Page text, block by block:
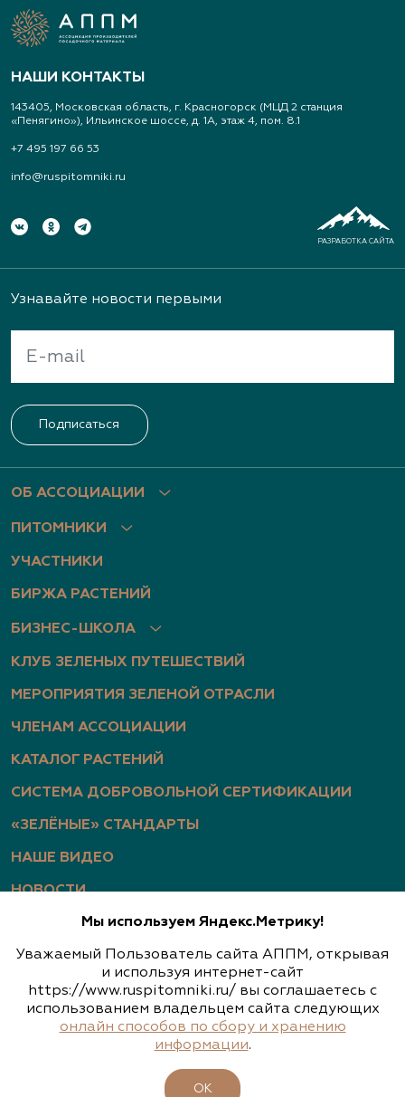
НАШИ КОНТАКТЫ
143405, Московская область, г. Красногорск (МЦД 2 станция
«Пенягино»), Ильинское шоссе, д. 1А, этаж 4, пом. 8.1
+7 495 197 66 53
info@ruspitomniki.ru
РАЗРАБОТКА САЙТА
ОБ АССОЦИАЦИИ
ПИТОМНИКИ
УЧАСТНИКИ
БИРЖА РАСТЕНИЙ
БИЗНЕС-ШКОЛА
КЛУБ ЗЕЛЕНЫХ ПУТЕШЕСТВИЙ
МЕРОПРИЯТИЯ ЗЕЛЕНОЙ ОТРАСЛИ
ЧЛЕНАМ АССОЦИАЦИИ
КАТАЛОГ РАСТЕНИЙ
СИСТЕМА ДОБРОВОЛЬНОЙ СЕРТИФИКАЦИИ
«ЗЕЛЁНЫЕ» СТАНДАРТЫ
НАШЕ ВИДЕО
НОВОСТИ
ФОТОГАЛЕРЕЯ
Узнавайте новости первыми
Подписаться
Политика конфиденциальности
Обработка персональных данных
Мы используем Яндекс.Метрику!
Уважаемый Пользователь сайта АППМ, открывая
и используя интернет-сайт
https://www.ruspitomniki.ru/ вы соглашаетесь с
использованием владельцем сайта следующих
онлайн способов по сбору и хранению
информации.
ОК